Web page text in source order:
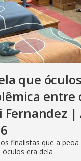
que
entre
Fernandez |
finalistas que a
era dela